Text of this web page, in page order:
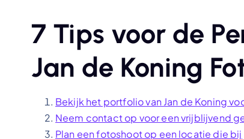
7 Tips voor de
Jan de Koning
Bekijk het portfolio van Jan de Koning
Neem contact op voor een vrijblijvend
Plan een fotoshoot op een locatie die bij